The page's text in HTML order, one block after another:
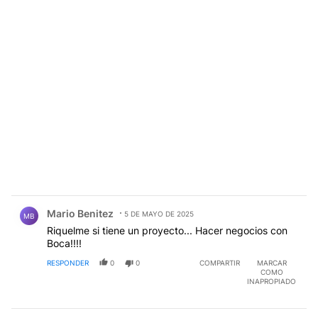
MB Mario Benitez 5 DE MAYO DE 2025
Riquelme si tiene un proyecto... Hacer negocios con
Boca!!!!
RESPONDER 0 0 COMPARTIR
MARCAR
COMO
INAPROPIADO